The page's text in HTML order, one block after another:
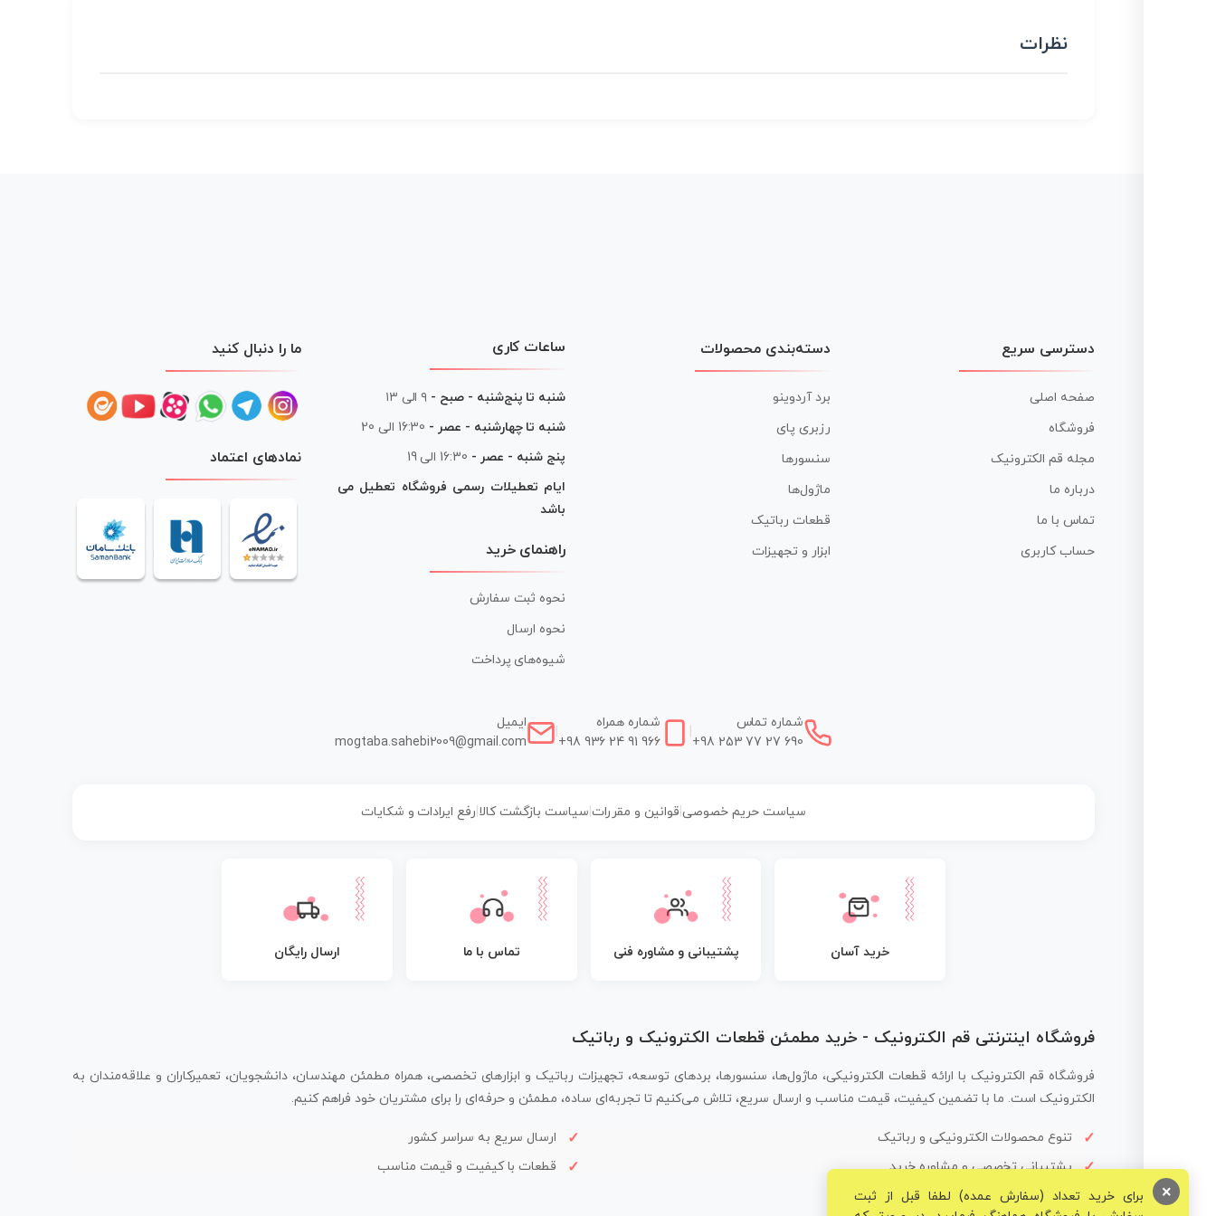
نظرات
دسترسی سریع
صفحه اصلی
فروشگاه
مجله قم الکترونیک
درباره ما
تماس با ما
حساب کاربری
دسته‌بندی محصولات
برد آردوینو
رزبری پای
سنسورها
ماژول‌ها
قطعات رباتیک
ابزار و تجهیزات
ساعات کاری
شنبه تا پنج‌شنبه - صبح - ۹ الی ۱۳
شنبه تا چهارشنبه - عصر - 16:30 الی 20
پنج شنبه - عصر - 16:30 الی 19
ایام تعطیلات رسمی فروشگاه تعطیل می
باشد
راهنمای خرید
نحوه ثبت سفارش
نحوه ارسال
شیوه‌های پرداخت
ما را دنبال کنید
نمادهای اعتماد
شماره تماس
+98 253 77 27 690
شماره همراه
+98 936 24 91 966
ایمیل
mogtaba.sahebi2009@gmail.com
سیاست حریم خصوصی| قوانین و مقررات سیاست بازگشت کالا رفع ایرادات و شکایات
خرید آسان پشتیبانی و مشاوره فنی تماس با ما ارسال رایگان
فروشگاه اینترنتی قم الکترونیک - خرید مطمئن قطعات الکترونیک و رباتیک
فروشگاه قم الکترونیک با ارائه قطعات الکترونیکی، ماژول‌ها، سنسورها، بردهای توسعه، تجهیزات رباتیک و ابزارهای تخصصی، همراه مطمئن مهندسان، دانشجویان، تعمیرکاران و علاقه‌مندان به
الکترونیک است. ما با تضمین کیفیت، قیمت مناسب و ارسال سریع، تلاش می‌کنیم تا تجربه‌ای ساده، مطمئن و حرفه‌ای را برای مشتریان خود فراهم کنیم.
تنوع محصولات الکترونیکی و رباتیک
ارسال سریع به سراسر کشور
پشتیبانی تخصصی و مشاوره خرید
قطعات با کیفیت و قیمت مناسب
برای خرید تعداد (سفارش عمده) لطفا قبل از ثبت
×